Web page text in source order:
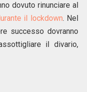
dovuto rinunciare al
il lockdown. Nel
successo dovranno
il divario,